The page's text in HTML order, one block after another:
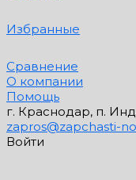
Избранные
Сравнение
О компании
Помощь
г. Краснодар, п.
zapros@zapchasti-
Войти